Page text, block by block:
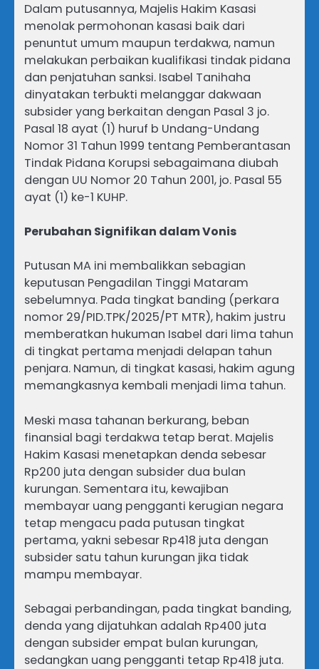
Dalam putusannya, Majelis Hakim Kasasi
menolak permohonan kasasi baik dari
penuntut umum maupun terdakwa, namun
melakukan perbaikan kualifikasi tindak pidana
dan penjatuhan sanksi. Isabel Tanihaha
dinyatakan terbukti melanggar dakwaan
subsider yang berkaitan dengan Pasal 3 jo.
Pasal 18 ayat (1) huruf b Undang-Undang
Nomor 31 Tahun 1999 tentang Pemberantasan
Tindak Pidana Korupsi sebagaimana diubah
dengan UU Nomor 20 Tahun 2001, jo. Pasal 55
ayat (1) ke-1 KUHP.
Perubahan Signifikan dalam Vonis
Putusan MA ini membalikkan sebagian
keputusan Pengadilan Tinggi Mataram
sebelumnya. Pada tingkat banding (perkara
nomor 29/PID.TPK/2025/PT MTR), hakim justru
memberatkan hukuman Isabel dari lima tahun
di tingkat pertama menjadi delapan tahun
penjara. Namun, di tingkat kasasi, hakim agung
memangkasnya kembali menjadi lima tahun.
Meski masa tahanan berkurang, beban
finansial bagi terdakwa tetap berat. Majelis
Hakim Kasasi menetapkan denda sebesar
Rp200 juta dengan subsider dua bulan
kurungan. Sementara itu, kewajiban
membayar uang pengganti kerugian negara
tetap mengacu pada putusan tingkat
pertama, yakni sebesar Rp418 juta dengan
subsider satu tahun kurungan jika tidak
mampu membayar.
Sebagai perbandingan, pada tingkat banding,
denda yang dijatuhkan adalah Rp400 juta
dengan subsider empat bulan kurungan,
sedangkan uang pengganti tetap Rp418 juta.